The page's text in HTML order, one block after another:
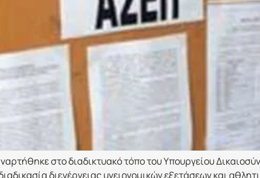
στο διαδικτυακό τόπο του Υπουργείου
διενέργειας υγειονομικών εξετάσεων και